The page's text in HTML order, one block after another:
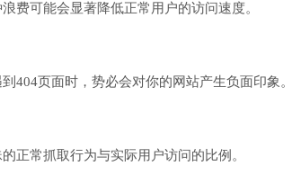
费可能会显著降低正常用户的访问速度。
404页面时，势必会对你的网站产生负面印象。
正常抓取行为与实际用户访问的比例。